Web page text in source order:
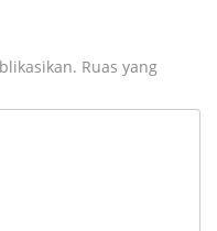
Ruas yang